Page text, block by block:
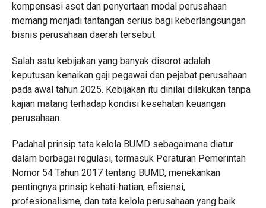
kompensasi aset dan penyertaan modal perusahaan
memang menjadi tantangan serius bagi keberlangsungan
bisnis perusahaan daerah tersebut.
Salah satu kebijakan yang banyak disorot adalah
keputusan kenaikan gaji pegawai dan pejabat perusahaan
pada awal tahun 2025. Kebijakan itu dinilai dilakukan tanpa
kajian matang terhadap kondisi kesehatan keuangan
perusahaan.
Padahal prinsip tata kelola BUMD sebagaimana diatur
dalam berbagai regulasi, termasuk Peraturan Pemerintah
Nomor 54 Tahun 2017 tentang BUMD, menekankan
pentingnya prinsip kehati-hatian, efisiensi,
profesionalisme, dan tata kelola perusahaan yang baik